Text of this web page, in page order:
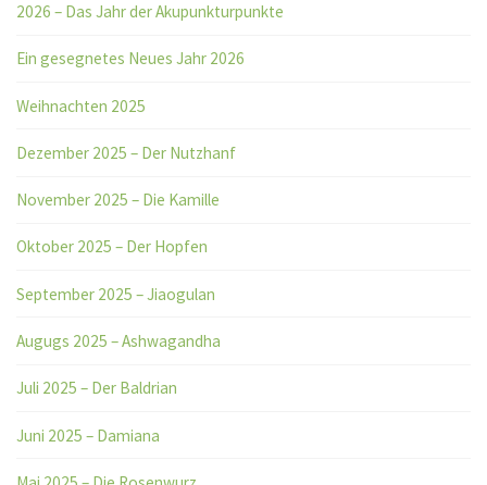
2026 – Das Jahr der Akupunkturpunkte
Ein gesegnetes Neues Jahr 2026
Weihnachten 2025
Dezember 2025 – Der Nutzhanf
November 2025 – Die Kamille
Oktober 2025 – Der Hopfen
September 2025 – Jiaogulan
Augugs 2025 – Ashwagandha
Juli 2025 – Der Baldrian
Juni 2025 – Damiana